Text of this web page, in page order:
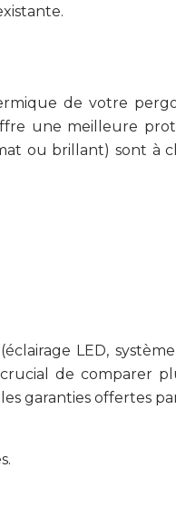
de votre
une meilleure
ou brillant) sont à
LED,
de comparer
garanties offertes